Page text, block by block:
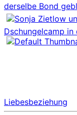
derselbe Bond
Dschungelcamp
Liebesbeziehung